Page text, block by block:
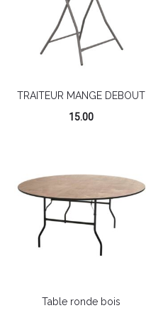
TRAITEUR MANGE DEBOUT
15.00
Table ronde bois